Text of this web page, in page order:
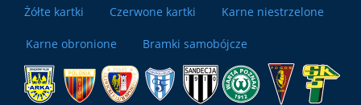
Żółte kartki Czerwone kartki Karne niestrzelone
Karne obronione Bramki samobójcze